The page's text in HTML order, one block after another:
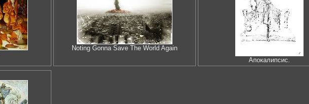
Noting Gonna Save The World Again
Апокалипсис.